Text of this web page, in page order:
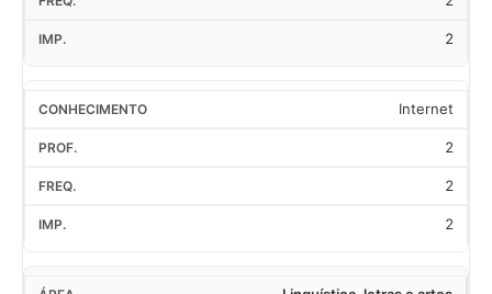
2
Internet
2
2
2